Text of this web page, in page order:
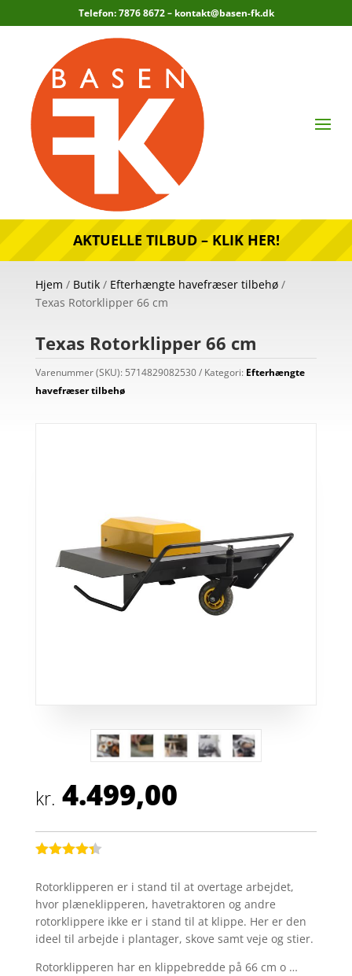
Telefon: 7876 8672 – kontakt@basen-fk.dk
AKTUELLE TILBUD – KLIK HER!
Hjem / Butik/ Efterhængte havefræser tilbehø/
Texas Rotorklipper 66 cm
Texas Rotorklipper 66 cm
Varenummer (SKU): 5714829082530 Kategori: Efterhængte
havefræser tilbehø
kr. 4.499,00
ud af 5
baseret
på
kundebedø
mmelser
Rotorklipperen er i stand til at overtage arbejdet,
hvor plæneklipperen, havetraktoren og andre
rotorklippere ikke er i stand til at klippe. Her er den
ideel til arbejde i plantager, skove samt veje og stier.
Rotorklipperen har en klippebredde på 66 cm o …